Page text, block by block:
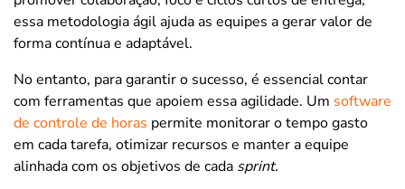
essa metodologia ágil ajuda as equipes a gerar valor de
forma contínua e adaptável.
No entanto, para garantir o sucesso, é essencial contar
com ferramentas que apoiem essa agilidade. Um software
de controle de horas permite monitorar o tempo gasto
em cada tarefa, otimizar recursos e manter a equipe
alinhada com os objetivos de cada sprint.